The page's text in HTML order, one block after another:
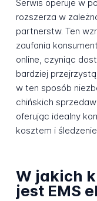
Serwis operuje w
rozszerza w
partnerstw. Ten
zaufania
online, czyniąc
bardziej
w ten sposób
chińskich
oferując idealny
kosztem i
W jakich
jest EMS